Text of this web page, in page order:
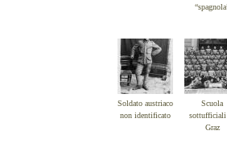
Soldato austriaco
non identificato
Scuola
Graz